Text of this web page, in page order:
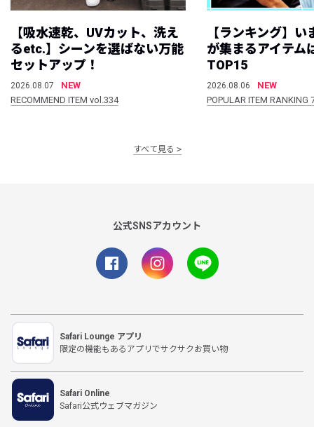
【吸水速乾、UVカット、洗え
るetc.】シーンを選ばない万能
セットアップ！
2026.08.07
NEW
RECOMMEND ITEM vol.334
【ランキング】
が集まるアイテム
TOP15
2026.08.06
NEW
POPULAR ITEM
すべて見る
公式SNSアカウント
Safari Lounge アプリ
限定の機能もあるアプリでサクサクお買い物
Safari Online
Safari公式ウェブマガジン